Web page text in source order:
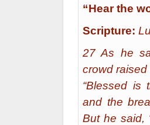
“Hear the
Scripture:
27 As he
crowd raised
“Blessed is
and the
But he said,